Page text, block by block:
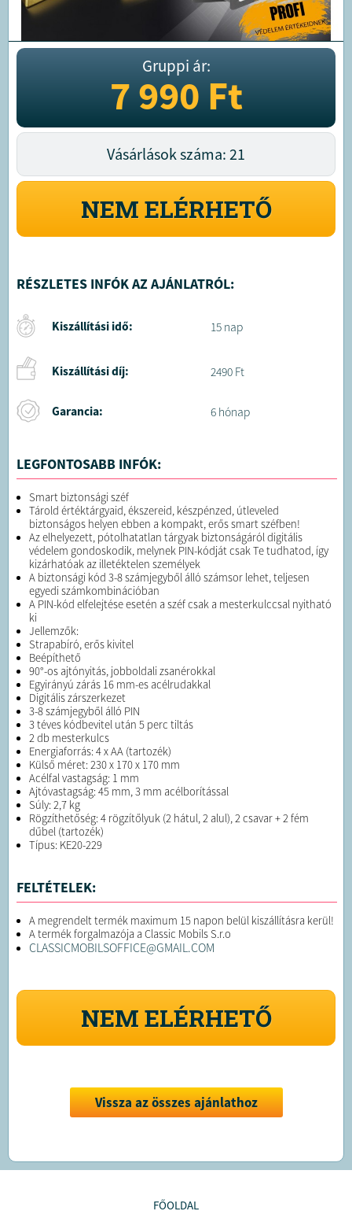
Gruppi ár:
7 990Ft
Vásárlások száma: 21
NEM ELÉRHETŐ
RÉSZLETES INFÓK AZ AJÁNLATRÓL:
Kiszállítási idő: 15 nap
Kiszállítási díj: 2490 Ft
Garancia: 6 hónap
LEGFONTOSABB INFÓK:
Smart biztonsági széf
Tárold értéktárgyaid, ékszereid, készpénzed, útleveled
biztonságos helyen ebben a kompakt, erős smart széfben!
Az elhelyezett, pótolhatatlan tárgyak biztonságáról digitális
védelem gondoskodik, melynek PIN-kódját csak Te tudhatod, így
kizárhatóak az illetéktelen személyek
A biztonsági kód 3-8 számjegyből álló számsor lehet, teljesen
egyedi számkombinációban
A PIN-kód elfelejtése esetén a széf csak a mesterkulccsal nyitható
ki
Jellemzők:
Strapabíró, erős kivitel
Beépíthető
90°-os ajtónyitás, jobboldali zsanérokkal
Egyirányú zárás 16 mm-es acélrudakkal
Digitális zárszerkezet
3-8 számjegyből álló PIN
3 téves kódbevitel után 5 perc tiltás
2 db mesterkulcs
Energiaforrás: 4 x AA (tartozék)
Külső méret: 230 x 170 x 170 mm
Acélfal vastagság: 1 mm
Ajtóvastagság: 45 mm, 3 mm acélborítással
Súly: 2,7 kg
Rögzíthetőség: 4 rögzítőlyuk (2 hátul, 2 alul), 2 csavar + 2 fém
dűbel (tartozék)
Típus: KE20-229
FELTÉTELEK:
A megrendelt termék maximum 15 napon belül kiszállításra kerül!
A termék forgalmazója a Classic Mobils S.r.o
CLASSICMOBILSOFFICE@GMAIL.COM
NEM ELÉRHETŐ
Vissza az összes ajánlathoz
FŐOLDAL